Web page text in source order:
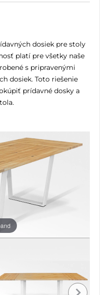
dosiek pre stoly
platí pre všetky naše
s pripravenými
dosiek. Toto riešenie
prídavné dosky a